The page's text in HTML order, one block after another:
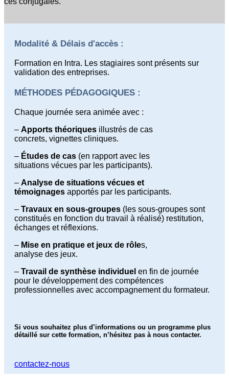
Modalité & Délais d'accès :
Formation en Intra. Les stagiaires sont présents sur
validation des entreprises.
MÉTHODES PÉDAGOGIQUES :
Chaque journée sera animée avec :
– Apports théoriques illustrés de cas
concrets, vignettes cliniques.
– Études de cas (en rapport avec les
situations vécues par les participants).
– Analyse de situations vécues et
témoignages apportés par les participants.
– Travaux en sous-groupes (les sous-groupes sont
constitués en fonction du travail à réalisé) restitution,
échanges et réflexions.
– Mise en pratique et jeux de rôles,
analyse des jeux.
– Travail de synthèse individuel en fin de journée
pour le développement des compétences
professionnelles avec accompagnement du formateur.
Si vous souhaitez plus d’informations ou un programme plus
détaillé sur cette formation, n’hésitez pas à nous contacter.
contactez-nous